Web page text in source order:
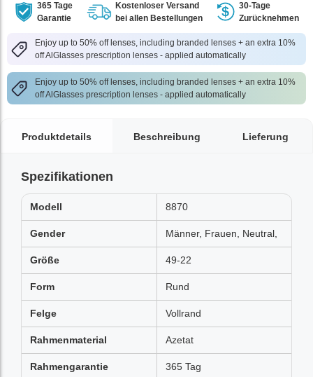
365 Tage
Garantie
Kostenloser Versand
bei allen Bestellungen
30-Tage
Zurücknehmen
Enjoy up to 50% off lenses, including branded lenses + an extra 10%
off AlGlasses prescription lenses - applied automatically
Enjoy up to 50% off lenses, including branded lenses + an extra 10%
off AlGlasses prescription lenses - applied automatically
Produktdetails Beschreibung Lieferung
Spezifikationen
Modell 8870
Gender Männer, Frauen, Neutral,
Größe 49-22
Form Rund
Felge Vollrand
Rahmenmaterial Azetat
Rahmengarantie 365 Tag